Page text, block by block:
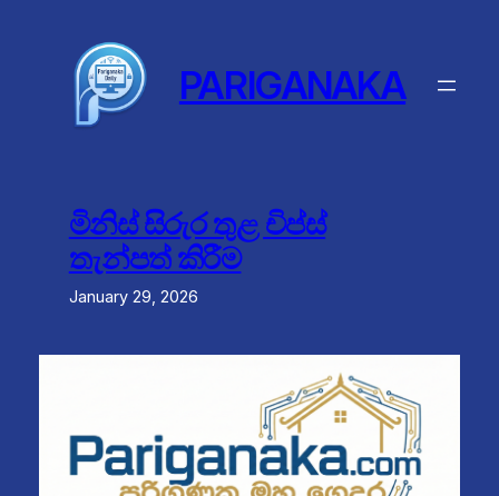
PARIGANAKA
මිනිස් සිරුර තුළ චිප්ස්
තැන්පත් කිරීම
January 29, 2026